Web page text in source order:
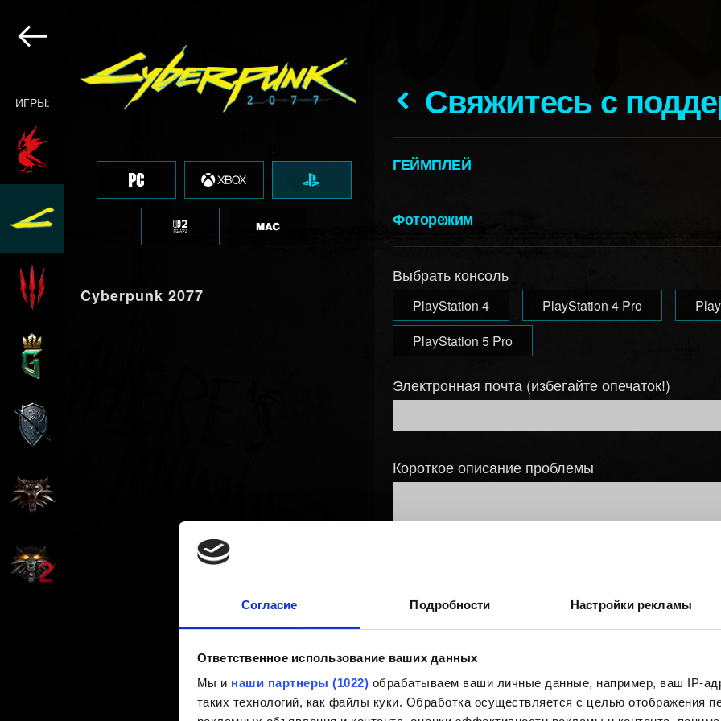
Согласие Подробности Настройки рекламы
Ответственное использование ваших данных
Мы и наши партнеры (1022) обрабатываем ваши личные данные, например, ваш IP-
таких технологий, как файлы куки. Обработка осуществляется с целью отображения
ИГРЫ:
Cyberpunk 2077
Свяжитесь с
ГЕЙМПЛЕЙ
Фоторежим
Выбрать консоль
PlayStation 4 PlayStation 4 Pro
PlayStation 5 Pro
Электронная почта (избегайте опечаток!)
Короткое описание проблемы
Добавление файла
Вы можете прикрепить файл к вашему сообщению,
Открыть